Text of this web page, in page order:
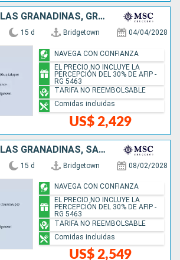
SAN VINCENT Y LAS GRANADINAS, GRENADA, SAN MARTÍN, ANTIGUA Y BARBUDA, DOMINICA, SANTA LUCIA, BARBADOS
15 d Bridgetown 04/04/2028
US$ 2,429
NAVEGA CON CONFIANZA
EL PRECIO NO INCLUYE LA
PERCEPCIÓN DEL 30% DE AFIP -
RG 5463
TARIFA NO REEMBOLSABLE
Comidas incluidas
SAN VINCENT Y LAS GRANADINAS, SANTA LUCIA, GRENADA, DOMINICA, SAN MARTÍN, ANTIGUA Y BARBUDA, BARBADOS
15 d Bridgetown 08/02/2028
US$ 2,549
NAVEGA CON CONFIANZA
EL PRECIO NO INCLUYE LA
PERCEPCIÓN DEL 30% DE AFIP -
RG 5463
TARIFA NO REEMBOLSABLE
Comidas incluidas